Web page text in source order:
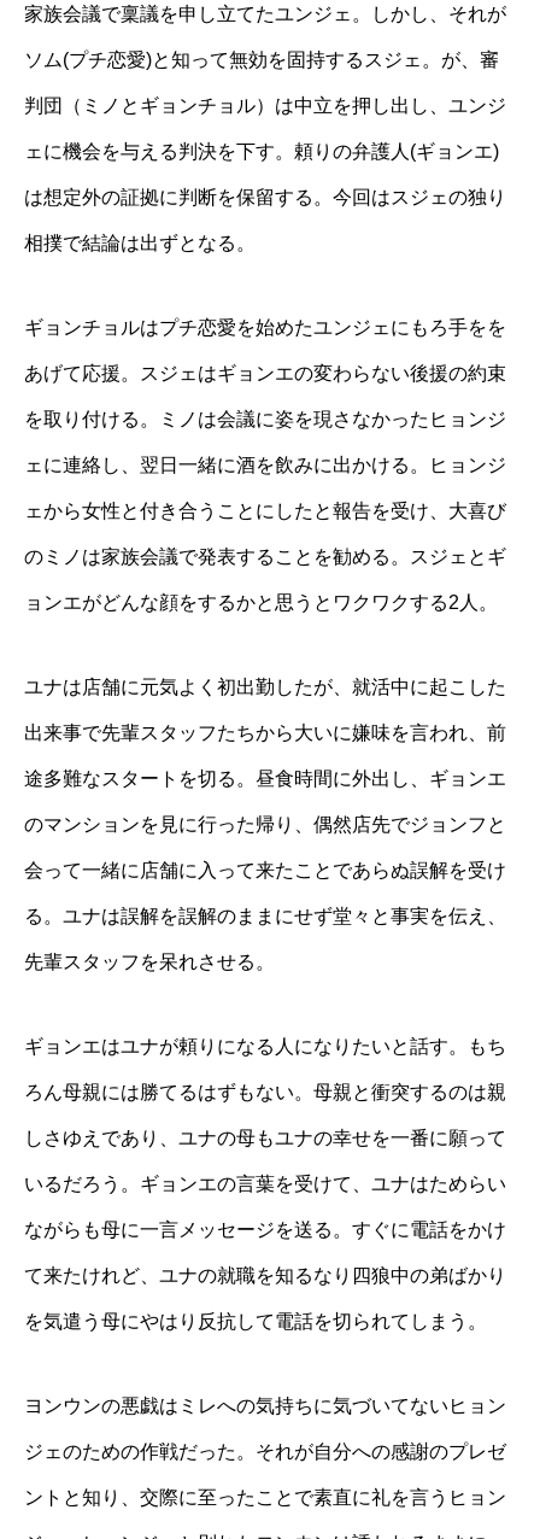
家族会議で稟議を申し立てたユンジェ。しかし、それが
ソム(プチ恋愛)と知って無効を固持するスジェ。が、審
判団（ミノとギョンチョル）は中立を押し出し、ユンジ
ェに機会を与える判決を下す。頼りの弁護人(ギョンエ)
は想定外の証拠に判断を保留する。今回はスジェの独り
相撲で結論は出ずとなる。
ギョンチョルはプチ恋愛を始めたユンジェにもろ手をを
あげて応援。スジェはギョンエの変わらない後援の約束
を取り付ける。ミノは会議に姿を現さなかったヒョンジ
ェに連絡し、翌日一緒に酒を飲みに出かける。ヒョンジ
ェから女性と付き合うことにしたと報告を受け、大喜び
のミノは家族会議で発表することを勧める。スジェとギ
ョンエがどんな顔をするかと思うとワクワクする2人。
ユナは店舗に元気よく初出勤したが、就活中に起こした
出来事で先輩スタッフたちから大いに嫌味を言われ、前
途多難なスタートを切る。昼食時間に外出し、ギョンエ
のマンションを見に行った帰り、偶然店先でジョンフと
会って一緒に店舗に入って来たことであらぬ誤解を受け
る。ユナは誤解を誤解のままにせず堂々と事実を伝え、
先輩スタッフを呆れさせる。
ギョンエはユナが頼りになる人になりたいと話す。もち
ろん母親には勝てるはずもない。母親と衝突するのは親
しさゆえであり、ユナの母もユナの幸せを一番に願って
いるだろう。ギョンエの言葉を受けて、ユナはためらい
ながらも母に一言メッセージを送る。すぐに電話をかけ
て来たけれど、ユナの就職を知るなり四狼中の弟ばかり
を気遣う母にやはり反抗して電話を切られてしまう。
ヨンウンの悪戯はミレへの気持ちに気づいてないヒョン
ジェのための作戦だった。それが自分への感謝のプレゼ
ントと知り、交際に至ったことで素直に礼を言うヒョン